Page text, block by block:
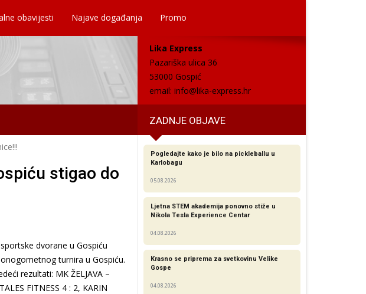
obavijesti Najave događanja Promo
Lika Express
Pazariška ulica 36
53000 Gospić
email: info@lika-express.hr
ZADNJE OBJAVE
stigao do
dvorane u Gospiću
turnira u Gospiću.
rezultati: MK ŽELJAVA –
FITNESS 4 : 2, KARIN
Pogledajte kako je bilo na pickleballu u
Karlobagu
05.08.2026
Ljetna STEM akademija ponovno stiže u
Nikola Tesla Experience Centar
04.08.2026
Krasno se priprema za svetkovinu Velike
Gospe
04.08.2026